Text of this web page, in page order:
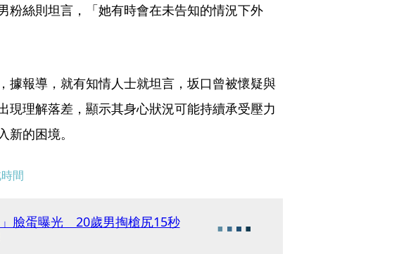
粉絲則坦言，「她有時會在未告知的情況下外
據報導，就有知情人士就坦言，坂口曾被懷疑與
現理解落差，顯示其身心狀況可能持續承受壓力
的困境。
間
臉蛋曝光 20歲男掏槍尻15秒